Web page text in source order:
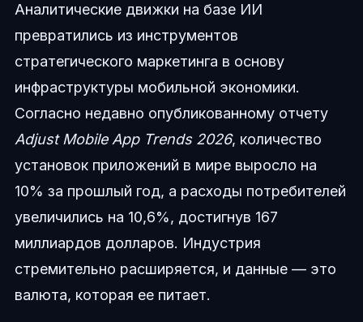
Аналитические движки на базе ИИ
превратились из инструментов
стратегического маркетинга в основу
инфраструктуры мобильной экономики.
Согласно недавно опубликованному отчету
Adjust Mobile App Trends 2026, количество
установок приложений в мире выросло на
10% за прошлый год, а расходы потребителей
увеличились на 10,6%, достигнув 167
миллиардов долларов. Индустрия
стремительно расширяется, и данные — это
валюта, которая ее питает.